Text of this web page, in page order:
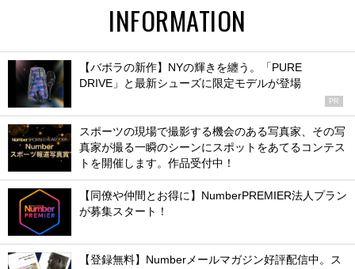
INFORMATION
【バボラの新作】NYの輝きを纏う。「PURE
DRIVE」と最新シューズに限定モデルが登場
PR
スポーツの現場で撮影する機会のある写真家、その写
真家が撮る一瞬のシーンにスポットをあてるコンテス
トを開催します。作品受付中！
【同僚や仲間とお得に】NumberPREMIER法人プラン
が募集スタート！
【登録無料】Numberメールマガジン好評配信中。ス